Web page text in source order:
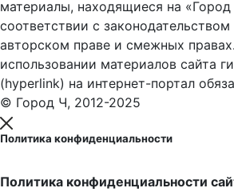
материалы, находящиеся на
соответствии с
авторском праве и смежных
использовании материалов сайта
(hyperlink) на интернет-портал
© Город Ч, 2012-2025
Политика конфиденциальности
Политика конфиденциальности